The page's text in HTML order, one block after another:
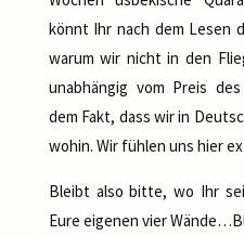
könnt Ihr nach dem Lesen
warum wir nicht in den
unabhängig vom Preis
dem Fakt, dass wir in
wohin. Wir fühlen uns hier
Bleibt also bitte, wo Ihr
Eure eigenen vier